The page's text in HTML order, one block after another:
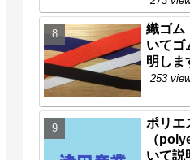
織ゴム
いてゴ
明しま
253
ポリエ
（
いて説